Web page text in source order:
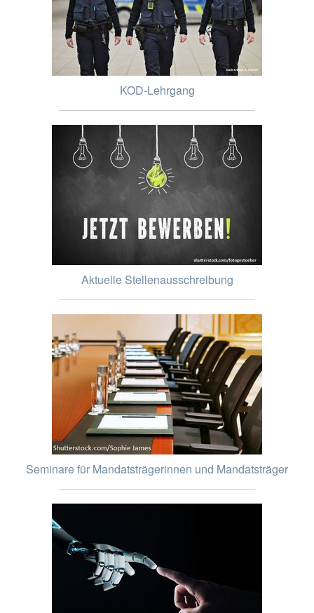
KOD-Lehrgang
Aktuelle Stellenausschreibung
Seminare für Mandatsträgerinnen und Mandatsträger